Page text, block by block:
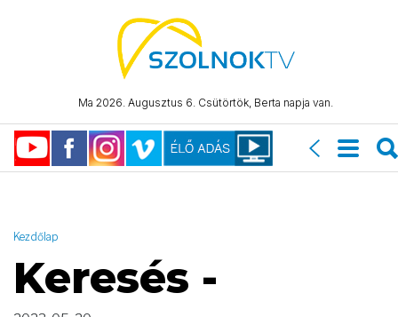
Ma 2026. Augusztus 6. Csütörtök, Berta napja van.
"2023-05-20 23:59:59" )
Kezdőlap
Keresés -